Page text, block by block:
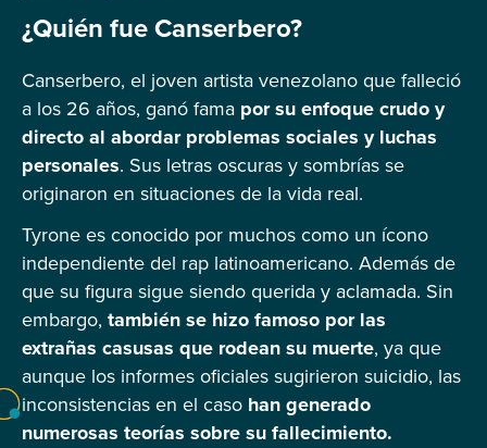
¿Quién fue Canserbero?
Canserbero, el joven artista venezolano que falleció
a los 26 años, ganó fama por su enfoque crudo y
directo al abordar problemas sociales y luchas
personales. Sus letras oscuras y sombrías se
originaron en situaciones de la vida real.
Tyrone es conocido por muchos como un ícono
independiente del rap latinoamericano. Además de
que su figura sigue siendo querida y aclamada. Sin
embargo, también se hizo famoso por las
extrañas casusas que rodean su muerte, ya que
aunque los informes oficiales sugirieron suicidio, las
inconsistencias en el caso han generado
numerosas teorías sobre su fallecimiento.